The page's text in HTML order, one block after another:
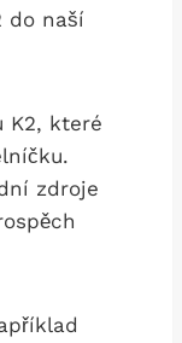
do naší
K2, které
zdroje